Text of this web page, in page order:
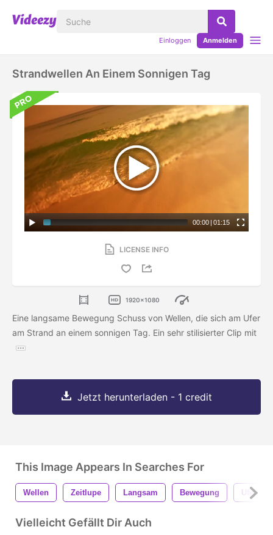
Einloggen Anmelden
Strandwellen An Einem Sonnigen Tag
00:00 | 01:15
LICENSE INFO
1920x1080
Eine langsame Bewegung Schuss von Wellen, die sich am Ufer
am Strand an einem sonnigen Tag. Ein sehr stilisierter Clip mit
Jetzt herunterladen - 1 credit
This Image Appears In Searches For
Wellen Zeitlupe Langsam Bewegung Ufer
Vielleicht Gefällt Dir Auch